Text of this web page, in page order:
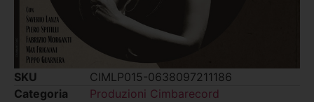
SKU
CIMLP015-0638097211186
Categoria
Produzioni Cimbarecord